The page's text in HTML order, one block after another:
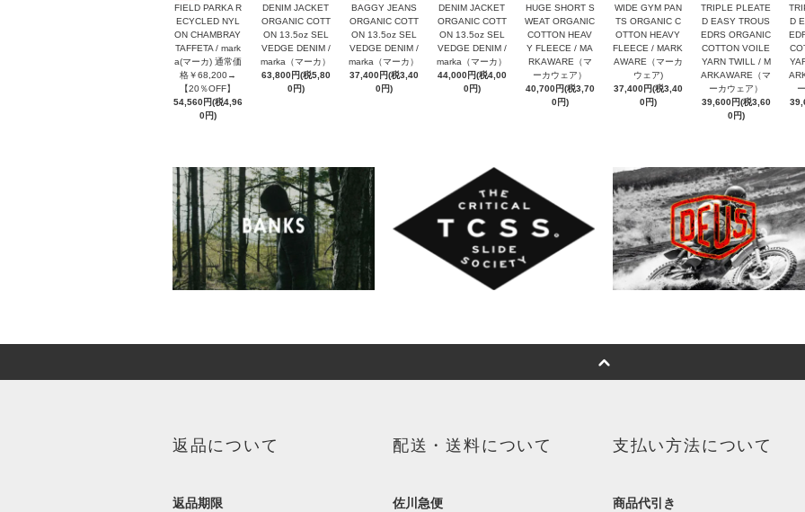
FIELD PARKA R
ECYCLED NYL
ON CHAMBRAY
TAFFETA / mark
a(マーカ) 通常価
格￥68,200→
【20％OFF】
54,560円(税4,96
0円)
DENIM JACKET
ORGANIC COTT
ON 13.5oz SEL
VEDGE DENIM /
marka（マーカ）
63,800円(税5,80
0円)
BAGGY JEANS
ORGANIC COTT
ON 13.5oz SEL
VEDGE DENIM /
marka（マーカ）
37,400円(税3,40
0円)
DENIM JACKET
ORGANIC COTT
ON 13.5oz SEL
VEDGE DENIM /
marka（マーカ）
44,000円(税4,00
0円)
HUGE SHORT S
WEAT ORGANIC
COTTON HEAV
Y FLEECE / MA
RKAWARE（マ
ーカウェア）
40,700円(税3,70
0円)
WIDE GYM PAN
TS ORGANIC C
OTTON HEAVY
FLEECE / MARK
AWARE（マーカ
ウェア)
37,400円(税3,40
0円)
TRIPLE PLEATE
D EASY TROUS
EDRS ORGANIC
COTTON VOILE
YARN TWILL / M
ARKAWARE（マ
ーカウェア）
39,600円(税3,60
0円)
D
返品について
返品期限
配送・送料について
佐川急便
支払い方法について
商品代引き